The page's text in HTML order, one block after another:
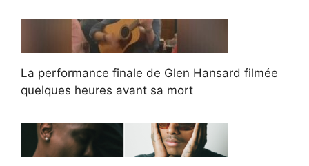
La performance finale de Glen Hansard filmée
quelques heures avant sa mort